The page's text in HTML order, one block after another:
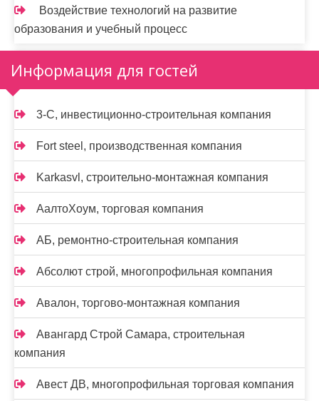
Воздействие технологий на развитие
образования и учебный процесс
Информация для гостей
3-С, инвестиционно-строительная компания
Fort steel, производственная компания
Karkasvl, строительно-монтажная компания
АалтоХоум, торговая компания
АБ, ремонтно-строительная компания
Абсолют строй, многопрофильная компания
Авалон, торгово-монтажная компания
Авангард Строй Самара, строительная
компания
Авест ДВ, многопрофильная торговая компания